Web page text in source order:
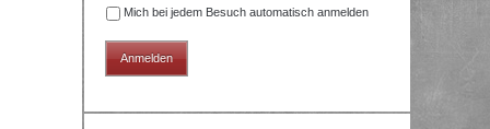
Mich bei jedem Besuch automatisch anmelden